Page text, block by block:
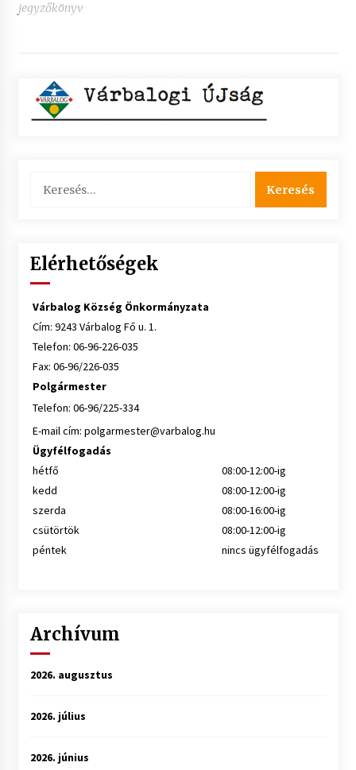
jegyzőkönyv
Elérhetőségek
Várbalog Község Önkormányzata
Cím: 9243 Várbalog Fő u. 1.
Telefon: 06-96-226-035
Fax: 06-96/226-035
Polgármester
Telefon: 06-96/225-334
E-mail cím: polgarmester@varbalog.hu
Ügyfélfogadás
hétfő
08:00-12:00-ig
kedd
08:00-12:00-ig
szerda
08:00-16:00-ig
csütörtök
08:00-12:00-ig
péntek
nincs ügyfélfogadás
Archívum
2026. augusztus
2026. július
2026. június